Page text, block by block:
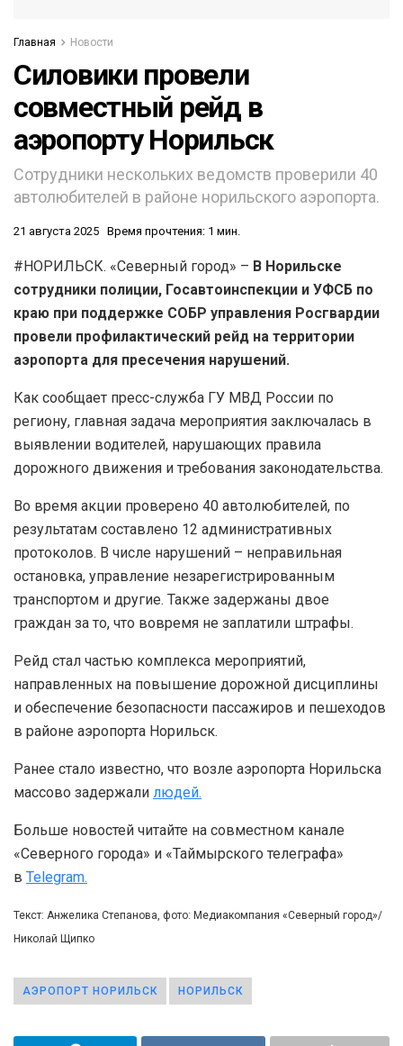
Главная Новости
Силовики провели
совместный рейд в
аэропорту Норильск
Сотрудники нескольких ведомств проверили 40
автолюбителей в районе норильского аэропорта.
21 августа 2025 Время прочтения: 1 мин.
#НОРИЛЬСК. «Северный город» – В Норильске
сотрудники полиции, Госавтоинспекции и УФСБ по
краю при поддержке СОБР управления Росгвардии
провели профилактический рейд на территории
аэропорта для пресечения нарушений.
Как сообщает пресс-служба ГУ МВД России по
региону, главная задача мероприятия заключалась в
выявлении водителей, нарушающих правила
дорожного движения и требования законодательства.
Во время акции проверено 40 автолюбителей, по
результатам составлено 12 административных
протоколов. В числе нарушений – неправильная
остановка, управление незарегистрированным
транспортом и другие. Также задержаны двое
граждан за то, что вовремя не заплатили штрафы.
Рейд стал частью комплекса мероприятий,
направленных на повышение дорожной дисциплины
и обеспечение безопасности пассажиров и пешеходов
в районе аэропорта Норильск.
Ранее стало известно, что возле аэропорта Норильска
массово задержали людей.
Больше новостей читайте на совместном канале
«Северного города» и «Таймырского телеграфа»
в Telegram.
Текст: Анжелика Степанова, фото: Медиакомпания «Северный город»/
Николай Щипко
АЭРОПОРТ НОРИЛЬСК НОРИЛЬСК